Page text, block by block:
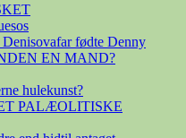
fødte Denny
EN MAND?
hulekunst?
PALÆOLITISKE